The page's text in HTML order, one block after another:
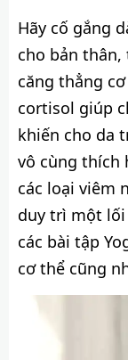
Hãy cố gắng
cho bản
căng thẳng
cortisol giúp
khiến cho da
vô cùng thích
các loại viêm
duy trì một
các bài tập
cơ thể cũng